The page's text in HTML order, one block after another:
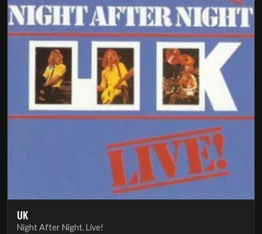
UK
Night After Night. Live!